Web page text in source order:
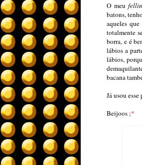
O meu
batons,
aqueles
totalmente
borra, e é
lábios a
lábios,
bacana
Já usou
Beijoos ;*